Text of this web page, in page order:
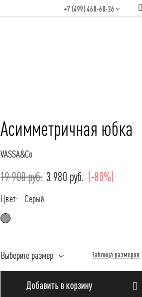
+7 (499) 460-60-26
Асимметричная юбка
VASSA&Co
19 900 руб. 3 980 руб. (-80%)
Цвет: Серый
Выберите размер Таблица размеров
Добавить в корзину